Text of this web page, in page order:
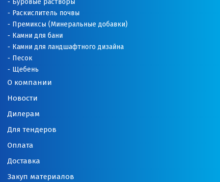
О компании
Новости
Дилерам
Для тендеров
Оплата
Доставка
Закуп материалов
Буровые растворы
Раскислитель почвы
Премиксы (Минеральные добавки)
Камни для бани
Камни для ландшафтного дизайна
Песок
Щебень